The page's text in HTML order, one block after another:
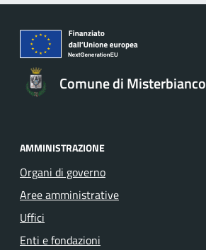
Comune di Misterbianco
AMMINISTRAZIONE
Organi di governo
Aree amministrative
Uffici
Enti e fondazioni